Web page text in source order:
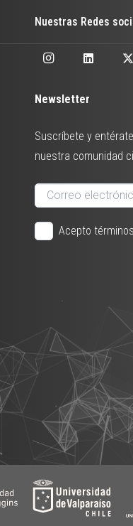
Nuestras Redes
Newsletter
Suscríbete y
nuestra comunidad
Acepto